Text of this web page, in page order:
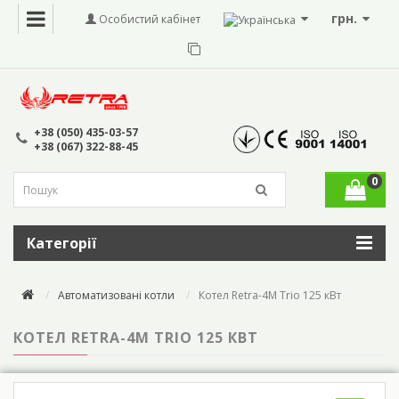
грн.
Особистий кабінет
+38 (050) 435-03-57
+38 (067) 322-88-45
0
Категорії
Автоматизовані котли Котел Retra-4М Trio 125 кВт
КОТЕЛ RETRA-4М TRIO 125 КВТ